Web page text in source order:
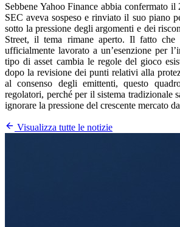
Sebbene Yahoo Finance abbia confermato
SEC aveva sospeso e rinviato il suo piano
sotto la pressione degli argomenti e dei
Street, il tema rimane aperto. Il fatto che
ufficialmente lavorato a un’esenzione per
tipo di asset cambia le regole del gioco
dopo la revisione dei punti relativi alla
al consenso degli emittenti, questo
regolatori, perché per il sistema tradizionale
ignorare la pressione del crescente mercato
Visualizza tutte le notizie